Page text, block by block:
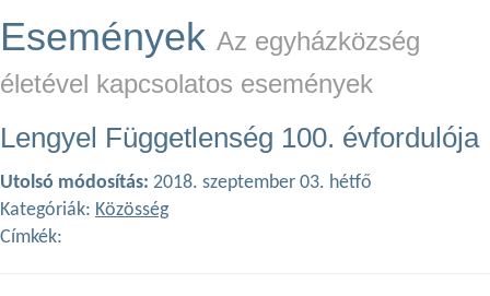
Események Az egyházközség
életével kapcsolatos események
Lengyel Függetlenség 100. évfordulója
Utolsó módosítás: 2018. szeptember 03. hétfő
Kategóriák: Közösség
Címkék: